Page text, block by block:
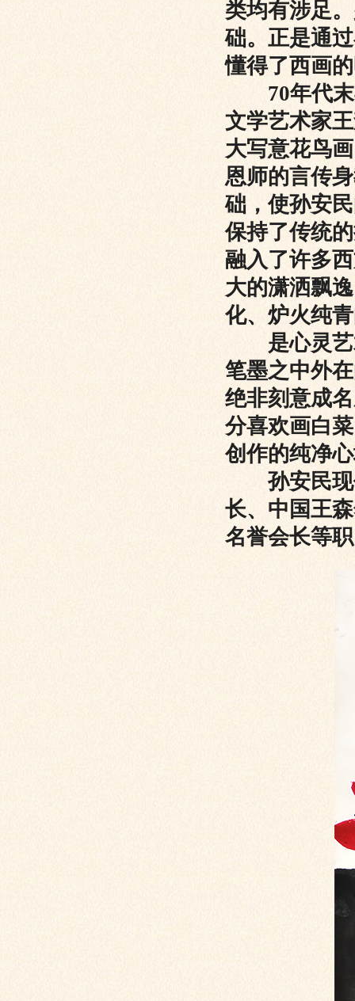
类均有涉足
础。正是通
懂得了西画
70年代末
文学艺术家
大写意花鸟
恩师的言传
础，使孙安
保持了传统
融入了许多
大的潇洒飘
化、炉火纯
是心灵艺
笔墨之中外
绝非刻意成
分喜欢画白
创作的纯净
孙安民现任
长、中国王
名誉会长等